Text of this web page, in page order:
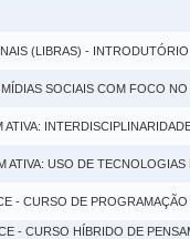
(LIBRAS) - INTRODUTÓRIO
SOCIAIS COM FOCO NO
ATIVA: USO DE
- CURSO DE
- CURSO HÍBRIDO DE